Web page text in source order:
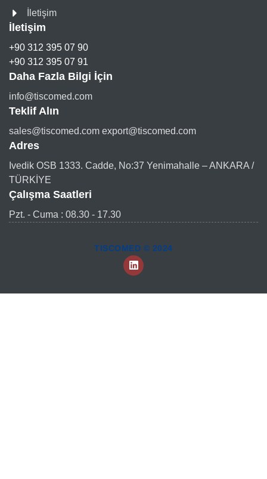
İletişim
İletişim
+90 312 395 07 90
+90 312 395 07 91
Daha Fazla Bilgi İçin
info@tiscomed.com
Teklif Alın
sales@tiscomed.com export@tiscomed.com
Adres
Ivedik OSB 1333. Cadde, No:37 Yenimahalle – ANKARA /
TÜRKİYE
Çalışma Saatleri
Pzt. - Cuma : 08.30 - 17.30
TISCOMED © 2024